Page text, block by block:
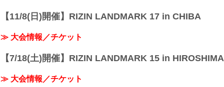
【11/8(日)開催】RIZIN LANDMARK 17 in CHIBA
≫ 大会情報／チケット
【7/18(土)開催】RIZIN LANDMARK 15 in HIROSHIMA
≫ 大会情報／チケット